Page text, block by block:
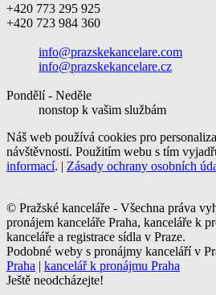
+420 773 295 925
+420 723 984 360
info@prazskekancelare.com
info@prazskekancelare.cz
Pondělí - Neděle
nonstop k vašim službám
Náš web používá cookies pro
návštěvnosti. Použitím webu s tím
informací. | Zásady ochrany osobních
© Pražské kanceláře - Všechna práva
pronájem kanceláře Praha, kanceláře k
kanceláře a registrace sídla v Praze.
Podobné weby s pronájmy kanceláří v
Praha | kancelář k pronájmu Praha
Ještě neodcházejte!